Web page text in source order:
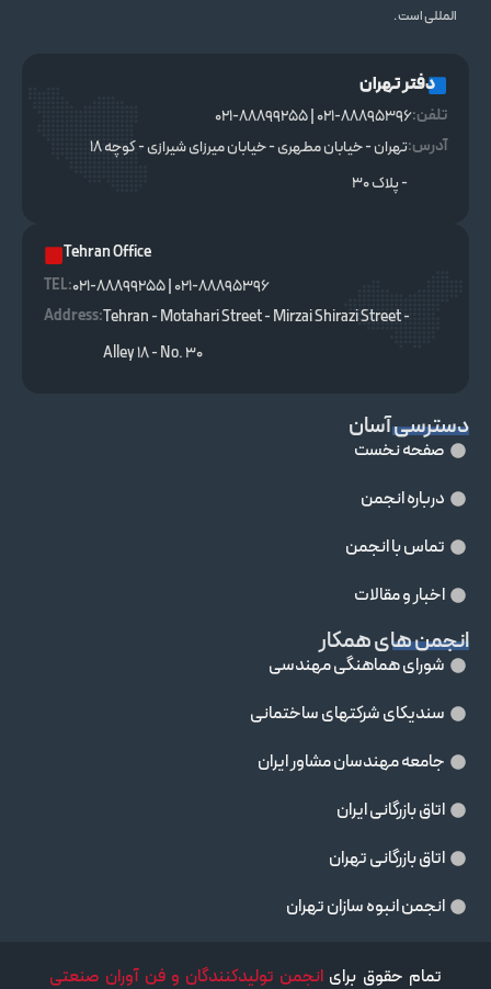
المللی است .
دفتر تهران
تلفن:021-88895396 | 021-88899255
آدرس:
تهران - خیابان مطهری - خیابان میرزای شیرازی - کوچه ۱۸
- پلاک ۳۰
Tehran Office
TEL :
021-88895396 | 021-88899255
Address:Tehran - Motahari Street - Mirzai Shirazi Street -
Alley 18 - No. 30
دسترسی آسان
صفحه نخست
درباره انجمن
تماس با انجمن
اخبار و مقالات
انجمن های همکار
شورای هماهنگی مهندسی
سندیکای شرکتهای ساختمانی
جامعه مهندسان مشاور ايران
اتاق بازرگانی ایران
اتاق بازرگانی تهران
انجمن انبوه سازان تهران
تمام حقوق برای انجمن تولیدکنندگان و فن آوران صنعتی